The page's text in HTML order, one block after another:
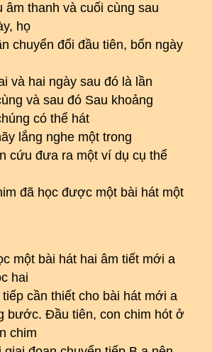
âm thanh và cuối cùng sau
họ
chuyển đổi đầu tiên, bốn ngày
và hai ngày sau đó là lần
và sau đó Sau khoảng
có thể hát
lắng nghe một trong
cứu đưa ra một ví dụ cụ thể
đã học được một bài hát một
một bài hát hai âm tiết mới a
hai
cần thiết cho bài hát mới a
bước. Đầu tiên, con chim hót ở
chim